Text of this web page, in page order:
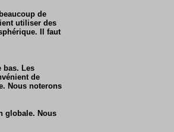
de
utiliser des
Il faut
bas. Les
de
Nous noterons
globale. Nous